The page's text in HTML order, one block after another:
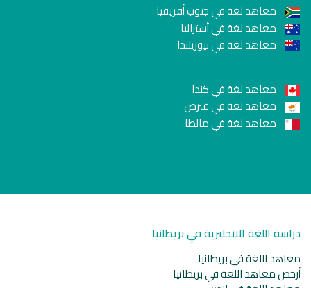
معاهد لغة في جنوب أفريقيا
معاهد لغة في أستراليا
معاهد لغة في نيوزيلندا
معاهد لغة في كندا
معاهد لغة في قبرص
معاهد لغة في مالطا
دراسة اللغة الانجليزية في بريطانيا
معاهد اللغة في بريطانيا
أرخص معاهد اللغة في بريطانيا